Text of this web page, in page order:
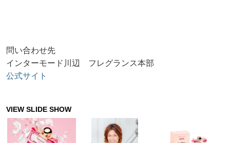
問い合わせ先
インターモード川辺 フレグランス本部
公式サイト